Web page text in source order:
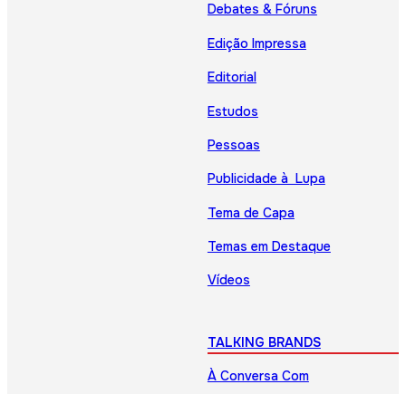
Debates & Fóruns
Edição Impressa
Editorial
Estudos
Pessoas
Publicidade à Lupa
Tema de Capa
Temas em Destaque
Vídeos
TALKING BRANDS
À Conversa Com